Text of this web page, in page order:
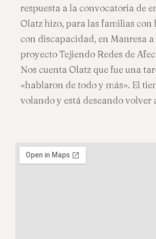
respuesta a la convocatoria de
Olatz hizo, para las familias con
con discapacidad, en Manresa
proyecto Tejiendo Redes de
Nos cuenta Olatz que fue una
«hablaron de todo y más». El
volando y está deseando volver